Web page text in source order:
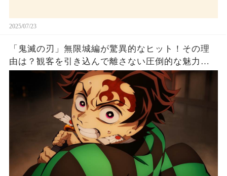
2025/07/23
「鬼滅の刃」無限城編が驚異的なヒット！その理
由は？観客を引き込んで離さない圧倒的な魅力と